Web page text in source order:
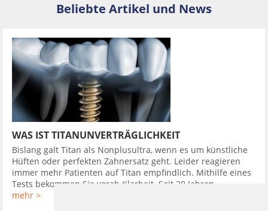
Beliebte Artikel und News
WAS IST TITANUNVERTRÄGLICHKEIT
Bislang galt Titan als Nonplusultra, wenn es um künstliche
Hüften oder perfekten Zahnersatz geht. Leider reagieren
immer mehr Patienten auf Titan empfindlich. Mithilfe eines
Tests bekommen Sie vorab Klarheit. Seit 20 Jahren ...
mehr >